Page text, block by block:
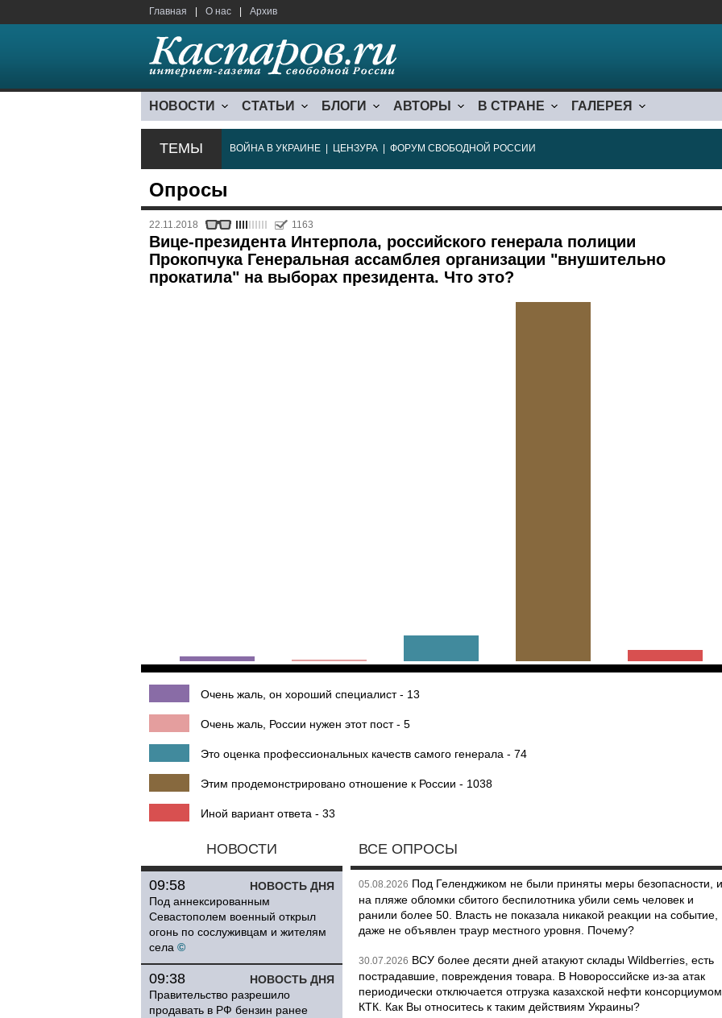
Главная О нас Архив
НОВОСТИ СТАТЬИ БЛОГИ АВТОРЫ В СТРАНЕ ГАЛЕРЕЯ
ТЕМЫ ВОЙНА В УКРАИНЕ ЦЕНЗУРА ФОРУМ СВОБОДНОЙ РОССИИ
Опросы
22.11.2018 1163
Вице-президента Интерпола, российского генерала полиции
Прокопчука Генеральная ассамблея организации "внушительно
прокатила" на выборах президента. Что это?
Очень жаль, он хороший специалист - 13
Очень жаль, России нужен этот пост - 5
Это оценка профессиональных качеств самого генерала - 74
Этим продемонстрировано отношение к России - 1038
Иной вариант ответа - 33
НОВОСТИ
НОВОСТЬ ДНЯ
09:58
Под аннексированным
Севастополем военный открыл
огонь по сослуживцам и жителям
села ©
НОВОСТЬ ДНЯ
09:38
Правительство разрешило
продавать в РФ бензин ранее
ВСЕ ОПРОСЫ
05.08.2026 Под Геленджиком не были приняты меры безопасности, и
на пляже обломки сбитого беспилотника убили семь человек и
ранили более 50. Власть не показала никакой реакции на событие,
даже не объявлен траур местного уровня. Почему?
30.07.2026 ВСУ более десяти дней атакуют склады Wildberries, есть
пострадавшие, повреждения товара. В Новороссийске из-за атак
периодически отключается отгрузка казахской нефти консорциумом
КТК. Как Вы относитесь к таким действиям Украины?